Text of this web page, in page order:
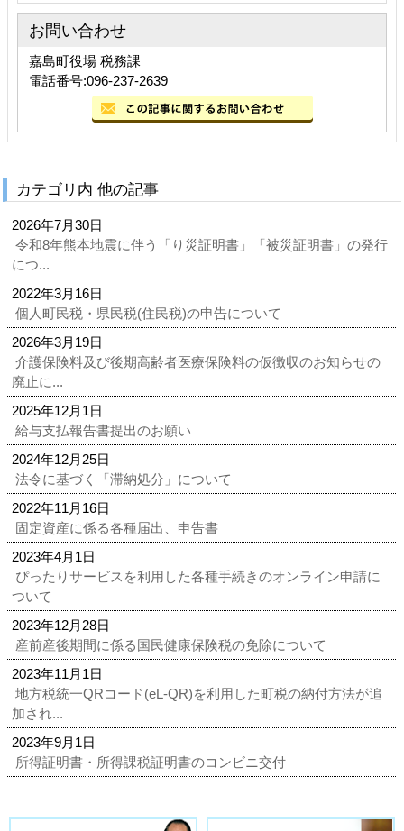
お問い合わせ
嘉島町役場 税務課
電話番号:096-237-2639
カテゴリ内 他の記事
2026年7月30日
令和8年熊本地震に伴う「り災証明書」「被災証明書」の発行
につ...
2022年3月16日
個人町民税・県民税(住民税)の申告について
2026年3月19日
介護保険料及び後期高齢者医療保険料の仮徴収のお知らせの
廃止に...
2025年12月1日
給与支払報告書提出のお願い
2024年12月25日
法令に基づく「滞納処分」について
2022年11月16日
固定資産に係る各種届出、申告書
2023年4月1日
ぴったりサービスを利用した各種手続きのオンライン申請に
ついて
2023年12月28日
産前産後期間に係る国民健康保険税の免除について
2023年11月1日
地方税統一QRコード(eL-QR)を利用した町税の納付方法が追
加され...
2023年9月1日
所得証明書・所得課税証明書のコンビニ交付